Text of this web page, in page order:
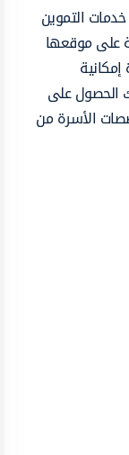
التموين
على موقعها
الحصول على
الأسرة من